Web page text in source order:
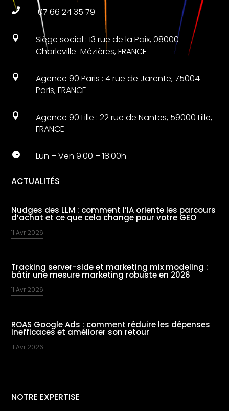
 07 66 24 35 79

Siège social : 13 rue de la Paix, 08000
Charleville-Mézières, FRANCE

Agence 90 Paris : 4 rue de Jarente, 75004
Paris, FRANCE

Agence 90 Lille : 22 rue de Nantes, 59000 Lille,
FRANCE
 Lun – Ven 9.00 – 18.00h
ACTUALITÉS
Nudges des LLM : comment l’IA oriente les parcours
d’achat et ce que cela change pour votre GEO
11 Avr 2026
Tracking server-side et marketing mix modeling :
bâtir une mesure marketing robuste en 2026
11 Avr 2026
ROAS Google Ads : comment réduire les dépenses
inefficaces et améliorer son retour
11 Avr 2026
NOTRE EXPERTISE